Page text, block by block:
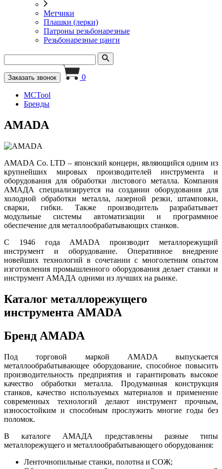
Метчики
Плашки (лерки)
Патроны резьбонарезные
Резьбонарезные цанги
Заказать звонок 0
MCTool
Бренды
AMADA
AMADA Co. LTD – японский концерн, являющийся одним из
крупнейших мировых производителей инструмента и
оборудования для обработки листового металла. Компания
АМАДА специализируется на создании оборудования для
холодной обработки металла, лазерной резки, штамповки,
сварки, гибки. Также производитель разрабатывает
модульные системы автоматизации и программное
обеспечение для металлообрабатывающих станков.
С 1946 года AMADA производит металлорежущий
инструмент и оборудование. Оперативное внедрение
новейших технологий в сочетании с многолетним опытом
изготовления промышленного оборудования делает станки и
инструмент АМАДА одними из лучших на рынке.
Каталог металлорежущего
инструмента AMADA
Бренд AMADA
Под торговой маркой AMADA выпускается
металлообрабатывающее оборудование, способное повысить
производительность предприятия и гарантировать высокое
качество обработки металла. Продуманная конструкция
станков, качество используемых материалов и применение
современных технологий делают инструмент прочным,
износостойким и способным прослужить многие годы без
поломок.
В каталоге АМАДА представлены разные типы
металлорежущего и металлообрабатывающего оборудования:
Ленточнопильные станки, полотна и СОЖ;